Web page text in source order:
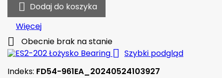
 Dodaj do koszyka
Więcej
 Obecnie brak na stanie
 Szybki podgląd
Indeks: FD54-961EA_20240524103927